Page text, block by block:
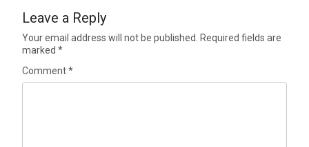
Leave a Reply
Your email address will not be published.
Required fields are
marked*
Comment*